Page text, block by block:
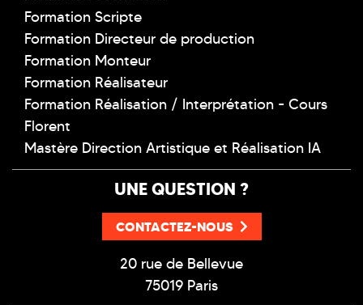
Formation Scripte
Formation Directeur de production
Formation Monteur
Formation Réalisateur
Formation Réalisation / Interprétation - Cours
Florent
Mastère Direction Artistique et Réalisation IA
UNE QUESTION ?
CONTACTEZ-NOUS
20 rue de Bellevue
75019 Paris